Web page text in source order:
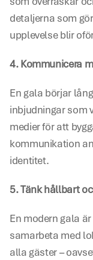
detaljerna som
upplevelse blir
4. Kommunicera
En gala börjar
inbjudningar som
medier för att
kommunikation
identitet.
5. Tänk hållbart
En modern gala
samarbeta med
alla gäster –